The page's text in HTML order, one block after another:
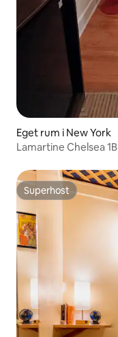
Eget rum i New York
Lamartine Chelsea 1B
Superhost
Superhost